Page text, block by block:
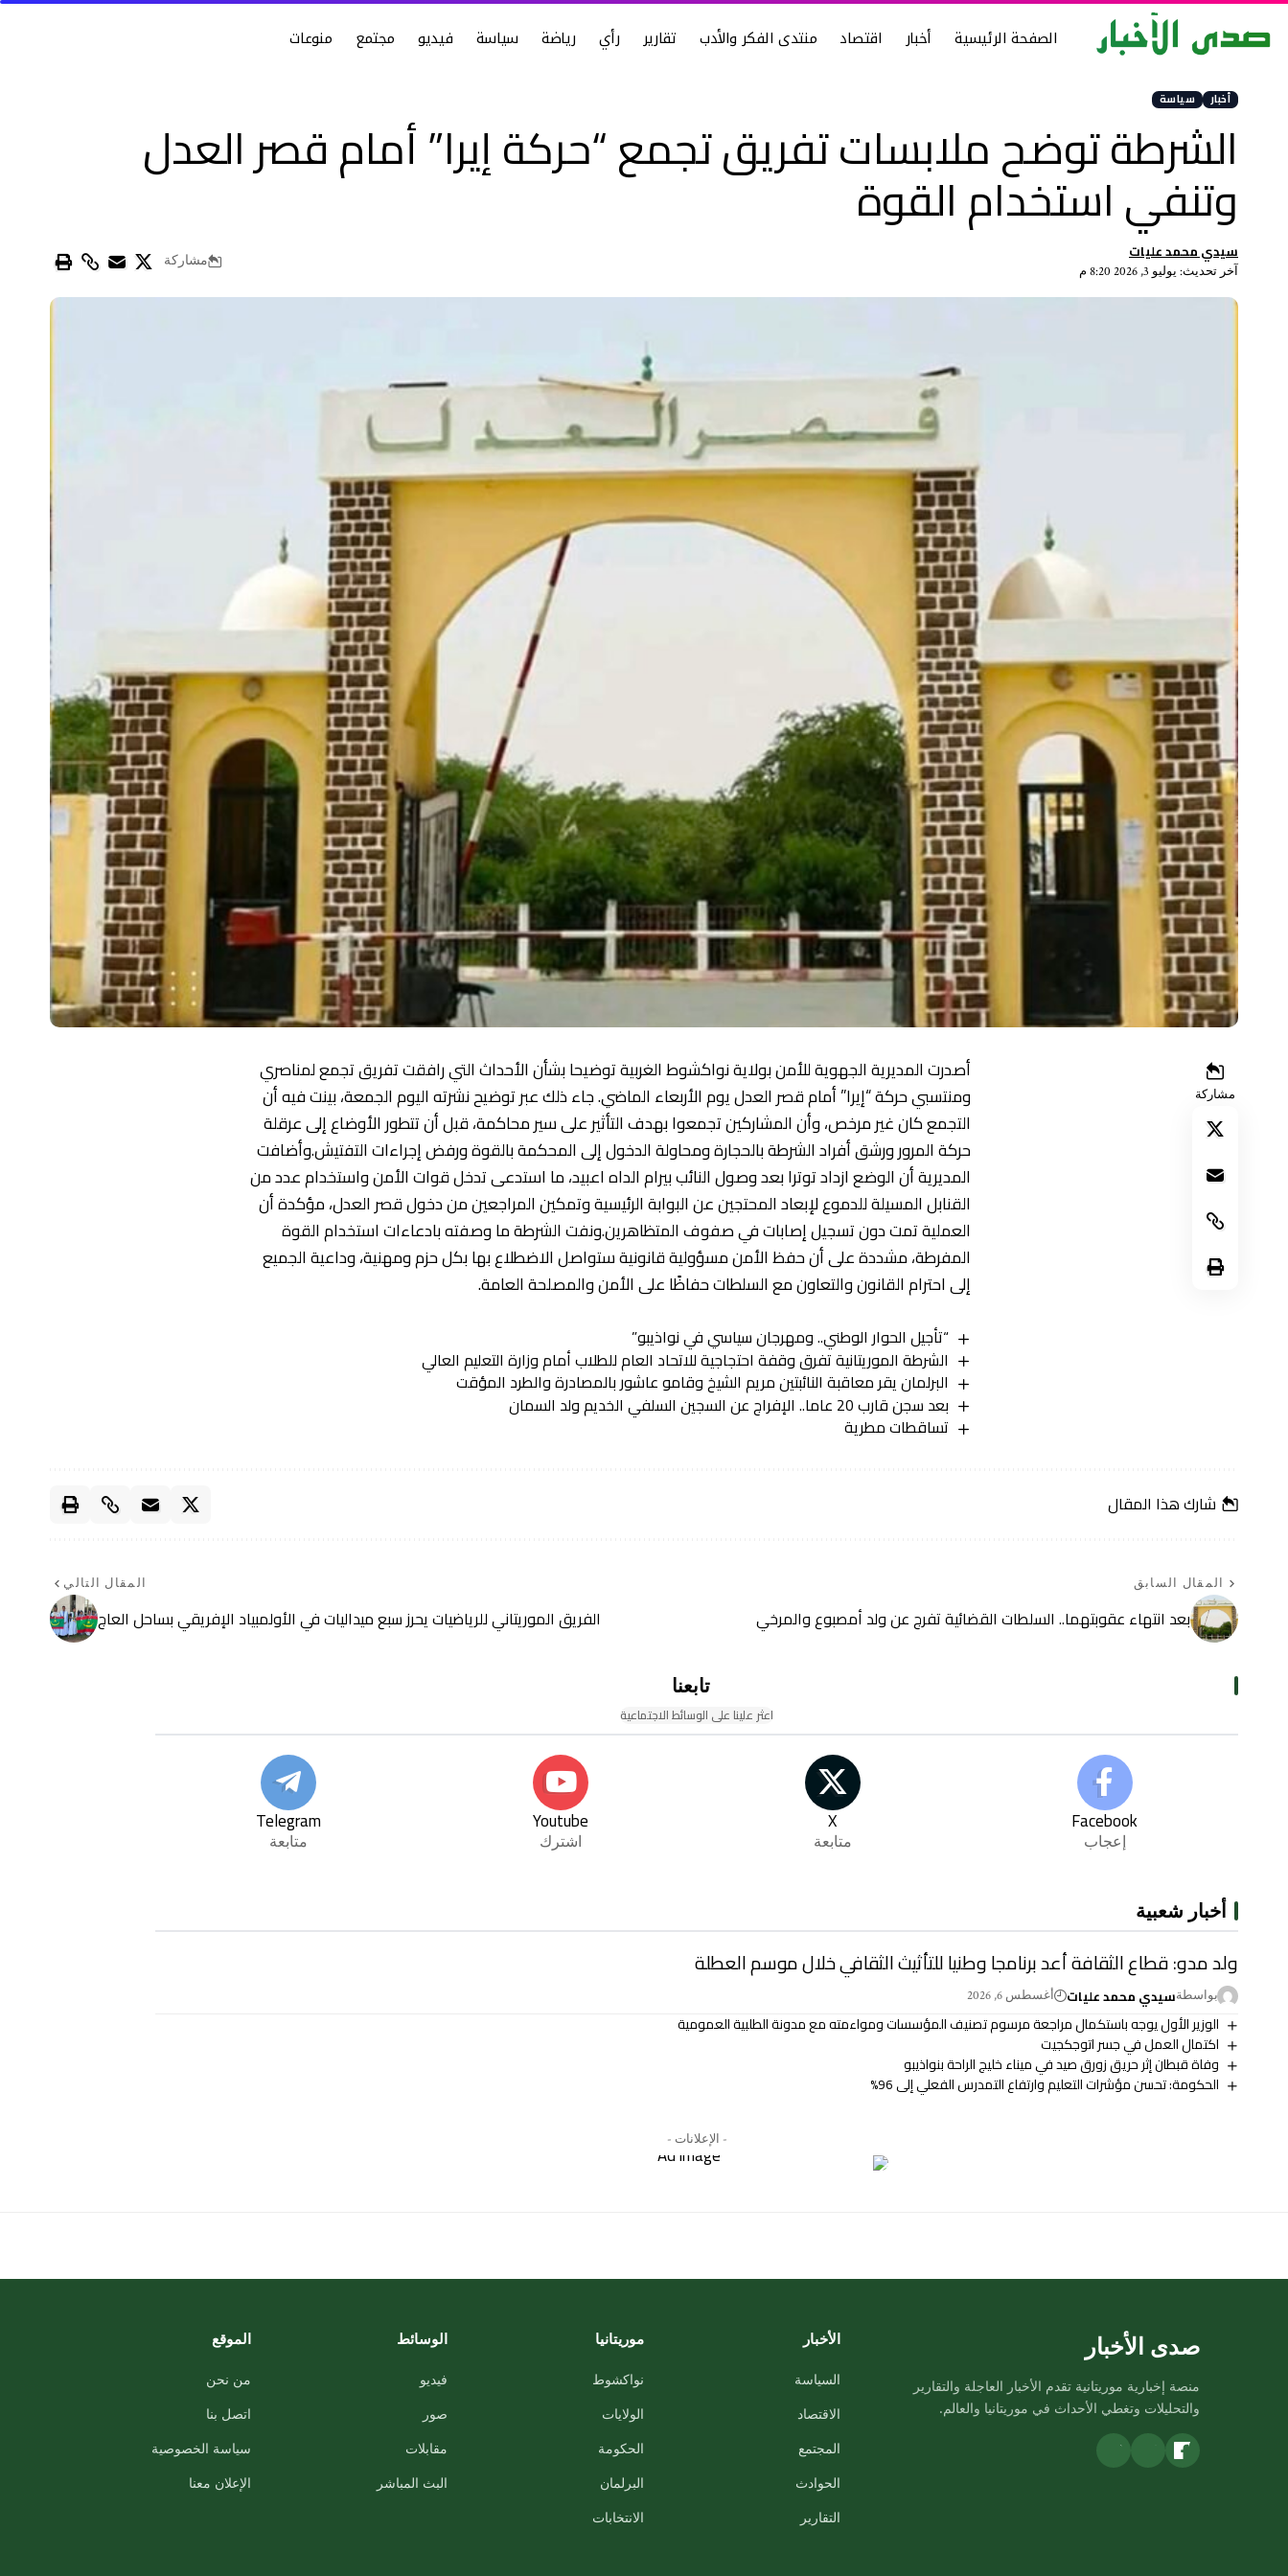
الصفحة الرئيسية أخبار اقتصاد منتدى الفكر والأدب تقارير رأي رياضة سياسة فيديو مجتمع منوعات
أخبار سياسة
الشرطة توضح ملابسات تفريق تجمع “حركة إيرا” أمام قصر العدل
وتنفي استخدام القوة
آخر تحديث: يوليو 3, 2026 8:20 م
سيدي محمد عليات مشاركة
مشاركة
أصدرت المديرية الجهوية للأمن بولاية نواكشوط الغربية توضيحا بشأن الأحداث التي رافقت تفريق تجمع لمناصري
ومنتسبي حركة “إيرا” أمام قصر العدل يوم الأربعاء الماضي. جاء ذلك عبر توضيح نشرته اليوم الجمعة، بينت فيه أن
التجمع كان غير مرخص، وأن المشاركين تجمعوا بهدف التأثير على سير محاكمة، قبل أن تتطور الأوضاع إلى عرقلة
حركة المرور ورشق أفراد الشرطة بالحجارة ومحاولة الدخول إلى المحكمة بالقوة ورفض إجراءات التفتيش.وأضافت
المديرية أن الوضع ازداد توترا بعد وصول النائب بيرام الداه اعبيد، ما استدعى تدخل قوات الأمن واستخدام عدد من
القنابل المسيلة للدموع لإبعاد المحتجين عن البوابة الرئيسية وتمكين المراجعين من دخول قصر العدل، مؤكدة أن
العملية تمت دون تسجيل إصابات في صفوف المتظاهرين.ونفت الشرطة ما وصفته بادعاءات استخدام القوة
المفرطة، مشددة على أن حفظ الأمن مسؤولية قانونية ستواصل الاضطلاع بها بكل حزم ومهنية، وداعية الجميع
إلى احترام القانون والتعاون مع السلطات حفاظًا على الأمن والمصلحة العامة.
“تأجيل الحوار الوطني.. ومهرجان سياسي في نواذيبو”
الشرطة الموريتانية تفرق وقفة احتجاجية للاتحاد العام للطلاب أمام وزارة التعليم العالي
البرلمان يقر معاقبة النائبتين مريم الشيخ وقامو عاشور بالمصادرة والطرد المؤقت
بعد سجن قارب 20 عاما.. الإفراج عن السجين السلفي الخديم ولد السمان
تساقطات مطرية
شارك هذا المقال
المقال السابق
بعد انتهاء عقوبتهما.. السلطات القضائية تفرج عن ولد أمصبوع والمرخي
المقال التالي
الفريق الموريتاني للرياضيات يحرز سبع ميداليات في الأولمبياد الإفريقي بساحل العاج
تابعنا
اعثر علينا على الوسائط الاجتماعية
Facebook
إعجاب
X
متابعة
Youtube
اشترك
Telegram
متابعة
أخبار شعبية
ولد مدو: قطاع الثقافة أعد برنامجا وطنيا للتأثيث الثقافي خلال موسم العطلة
بواسطةسيدي محمد عليات أغسطس 6, 2026
الوزير الأول يوجه باستكمال مراجعة مرسوم تصنيف المؤسسات ومواءمته مع مدونة الطلبية العمومية
اكتمال العمل في جسر اتوجكجيت
وفاة قبطان إثر حريق زورق صيد في ميناء خليج الراحة بنواذيبو
الحكومة: تحسن مؤشرات التعليم وارتفاع التمدرس الفعلي إلى 96%
- الإعلانات -
صدى الأخبار
منصة إخبارية موريتانية تقدم الأخبار العاجلة والتقارير
والتحليلات وتغطي الأحداث في موريتانيا والعالم.
الأخبار
السياسة
الاقتصاد
المجتمع
الحوادث
التقارير
موريتانيا
نواكشوط
الولايات
الحكومة
البرلمان
الانتخابات
الوسائط
فيديو
صور
مقابلات
البث المباشر
الموقع
من نحن
اتصل بنا
سياسة الخصوصية
الإعلان معنا